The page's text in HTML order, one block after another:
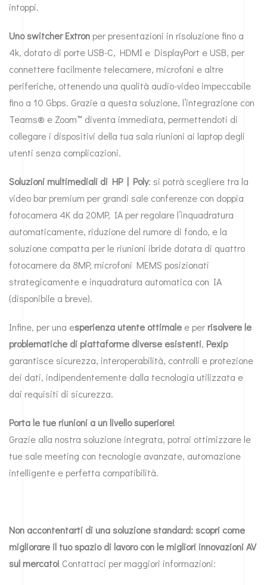
intoppi.
Uno switcher Extron per presentazioni in risoluzione fino a
4k, dotato di porte USB-C, HDMI e DisplayPort e USB, per
connettere facilmente telecamere, microfoni e altre
periferiche, ottenendo una qualità audio-video impeccabile
fino a 10 Gbps. Grazie a questa soluzione, l’integrazione con
Teams® e Zoom™ diventa immediata, permettendoti di
collegare i dispositivi della tua sala riunioni ai laptop degli
utenti senza complicazioni.
Soluzioni multimediali di HP | Poly: si potrà scegliere tra la
video bar premium per grandi sale conferenze con doppia
fotocamera 4K da 20MP, IA per regolare l’inquadratura
automaticamente, riduzione del rumore di fondo, e la
soluzione compatta per le riunioni ibride dotata di quattro
fotocamere da 8MP, microfoni MEMS posizionati
strategicamente e inquadratura automatica con IA
(disponibile a breve).
Infine, per una esperienza utente ottimale e perrisolvere le
problematiche di piattaforme diverse esistenti, Pexip
garantisce sicurezza, interoperabilità, controlli e protezione
dei dati, indipendentemente dalla tecnologia utilizzata e
dai requisiti di sicurezza.
Porta le tue riunioni a un livello superiore!
Grazie alla nostra soluzione integrata, potrai ottimizzare le
tue sale meeting con tecnologie avanzate, automazione
intelligente e perfetta compatibilità.
Non accontentarti di una soluzione standard: scopri come
migliorare il tuo spazio di lavoro con le migliori innovazioni AV
sul mercato! Contattaci per maggiori informazioni: